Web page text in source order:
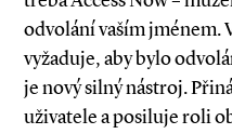
odvolání vaším jménem.
vyžaduje, aby bylo
je nový silný nástroj.
uživatele a posiluje roli